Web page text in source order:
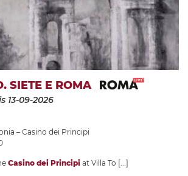
SIETE E ROMA
13-09-2026
– Casino dei Principi
Casino dei Principi at Villa To [...]